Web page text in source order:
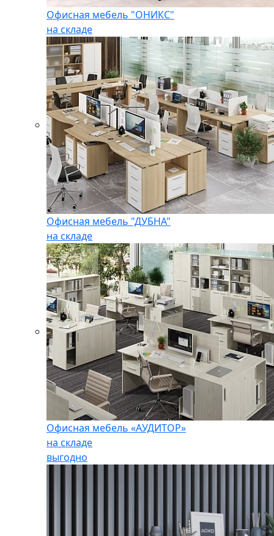
Офисная мебель "ОНИКС"
на складе
Офисная мебель "ДУБНА"
на складе
Офисная мебель «АУДИТОР»
на складе
выгодно